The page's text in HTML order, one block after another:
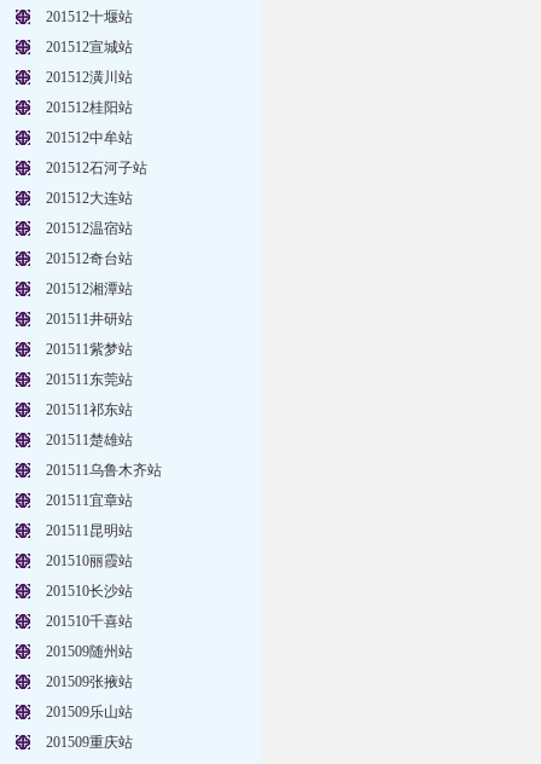
201512十堰站
201512宣城站
201512潢川站
201512桂阳站
201512中牟站
201512石河子站
201512大连站
201512温宿站
201512奇台站
201512湘潭站
201511井研站
201511紫梦站
201511东莞站
201511祁东站
201511楚雄站
201511乌鲁木齐站
201511宜章站
201511昆明站
201510丽霞站
201510长沙站
201510千喜站
201509随州站
201509张掖站
201509乐山站
201509重庆站